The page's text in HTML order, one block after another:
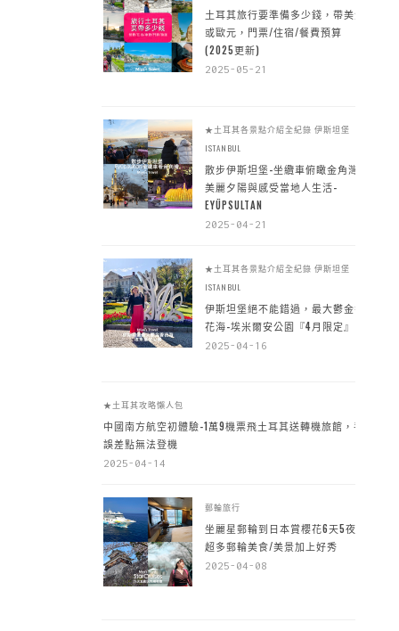
土耳其旅行要準備多少錢，帶美金
或歐元，門票/住宿/餐費預算
(2025更新)
2025-05-21
★土耳其各景點介紹全紀錄 伊斯坦堡
ISTANBUL
散步伊斯坦堡-坐纜車俯瞰金角灣
美麗夕陽與感受當地人生活-
EYÜPSULTAN
2025-04-21
★土耳其各景點介紹全紀錄 伊斯坦堡
ISTANBUL
伊斯坦堡絕不能錯過，最大鬱金香
花海-埃米爾安公園『4月限定』
2025-04-16
★土耳其攻略懶人包
中國南方航空初體驗-1萬9機票飛土耳其送轉機旅館，手
誤差點無法登機
2025-04-14
郵輪旅行
坐麗星郵輪到日本賞櫻花6天5夜，
超多郵輪美食/美景加上好秀
2025-04-08